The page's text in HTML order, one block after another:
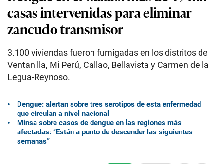
casas intervenidas para eliminar
zancudo transmisor
3.100 viviendas fueron fumigadas en los distritos de
Ventanilla, Mi Perú, Callao, Bellavista y Carmen de la
Legua-Reynoso.
Dengue: alertan sobre tres serotipos de esta enfermedad
que circulan a nivel nacional
Minsa sobre casos de dengue en las regiones más
afectadas: “Están a punto de descender las siguientes
semanas”